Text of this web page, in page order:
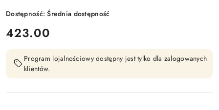
Dostępność:Średnia dostępność
cena:
423.00
Program lojalnościowy dostępny jest tylko dla zalogowanych
klientów.